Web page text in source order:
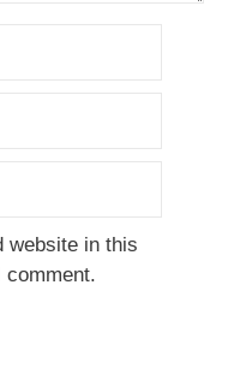
website in this
comment.